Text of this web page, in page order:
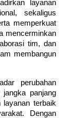
layanan
sekaligus
memperkuat
mencerminkan
tim, dan
membangun
perubahan
panjang
layanan terbaik
Dengan